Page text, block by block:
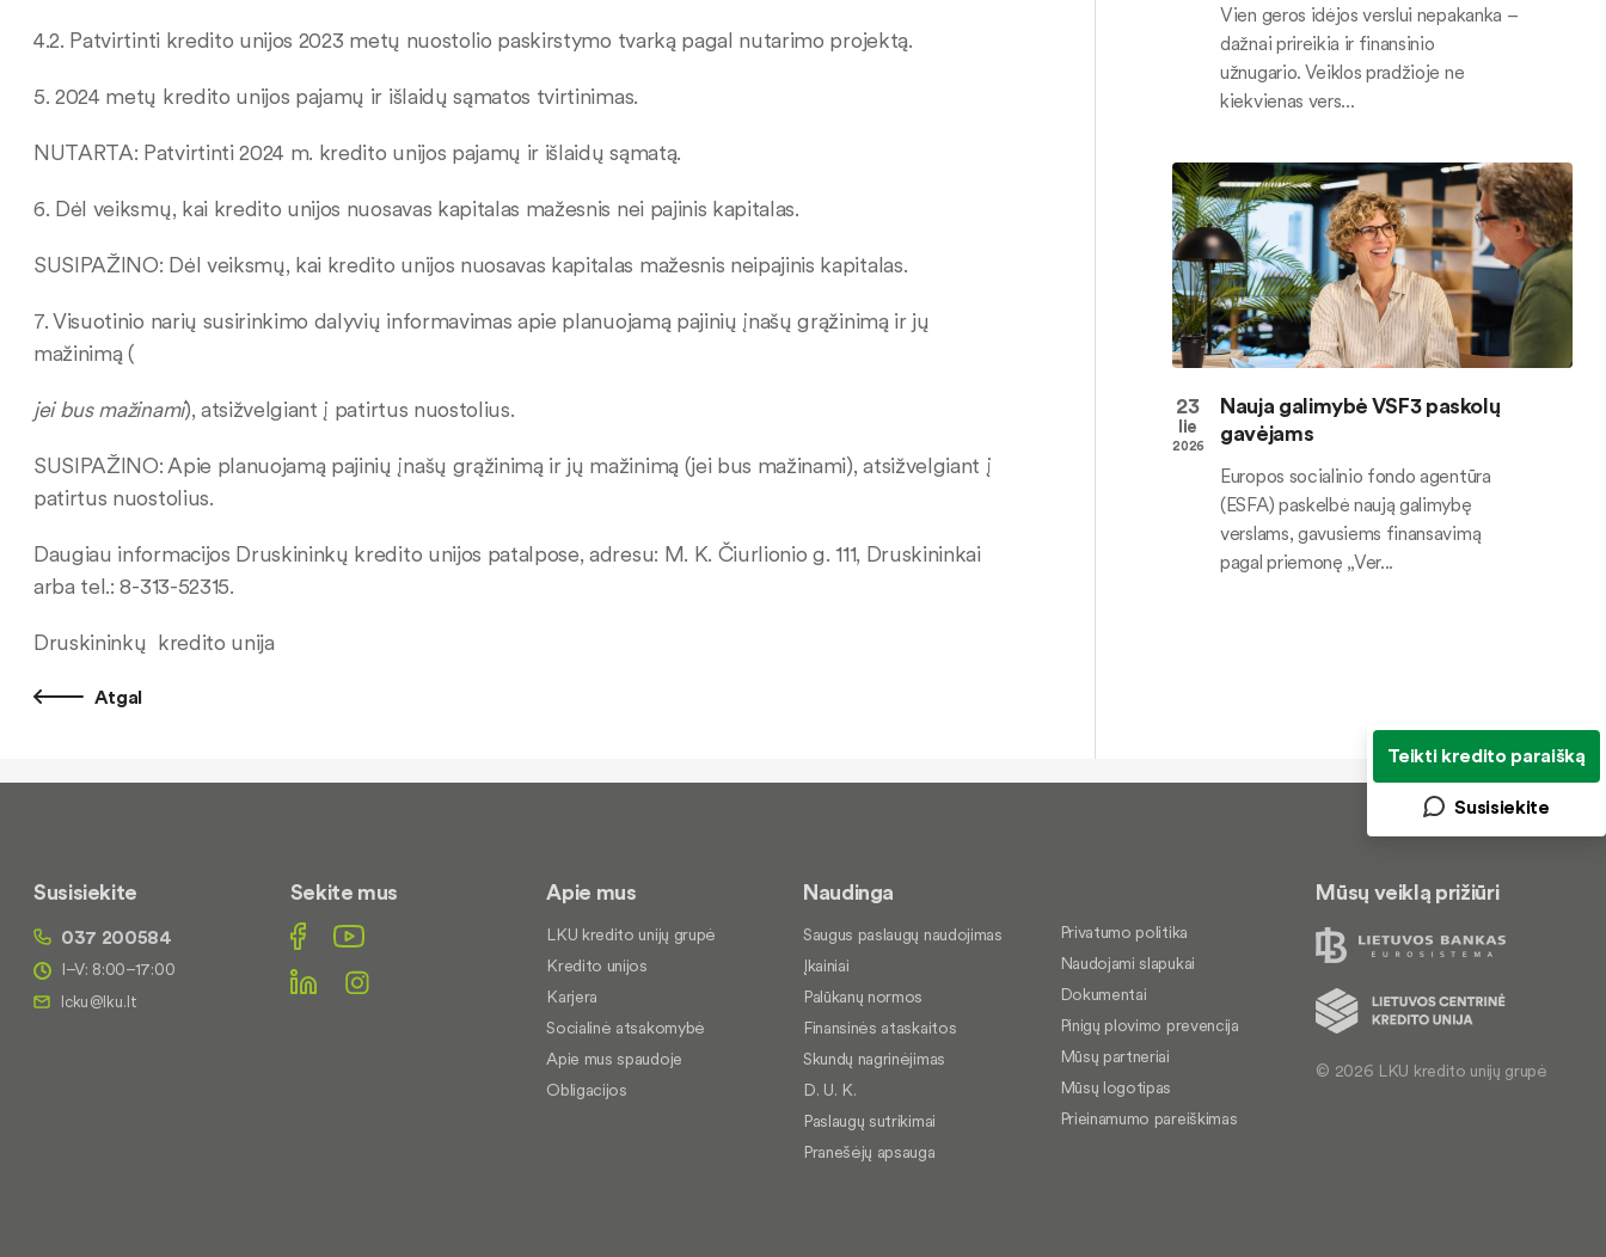
4.2. Patvirtinti kredito unijos 2023 metų nuostolio paskirstymo tvarką pagal nutarimo projektą.
5. 2024 metų kredito unijos pajamų ir išlaidų sąmatos tvirtinimas.
NUTARTA: Patvirtinti 2024 m. kredito unijos pajamų ir išlaidų sąmatą.
6. Dėl veiksmų, kai kredito unijos nuosavas kapitalas mažesnis nei pajinis kapitalas.
SUSIPAŽINO: Dėl veiksmų, kai kredito unijos nuosavas kapitalas mažesnis neipajinis kapitalas.
7. Visuotinio narių susirinkimo dalyvių informavimas apie planuojamą pajinių įnašų grąžinimą ir jų
mažinimą (
jei bus mažinami), atsižvelgiant į patirtus nuostolius.
SUSIPAŽINO: Apie planuojamą pajinių įnašų grąžinimą ir jų mažinimą (jei bus mažinami), atsižvelgiant į
patirtus nuostolius.
Daugiau informacijos Druskininkų kredito unijos patalpose, adresu: M. K. Čiurlionio g. 111, Druskininkai
arba tel.: 8-313-52315.
Druskininkų kredito unija
Atgal
Vien geros idėjos verslui nepakanka –
dažnai prireikia ir finansinio
užnugario. Veiklos pradžioje ne
kiekvienas vers...
23
lie
2026
Nauja galimybė VSF3 paskolų
gavėjams
Europos socialinio fondo agentūra
(ESFA) paskelbė naują galimybę
verslams, gavusiems finansavimą
pagal priemonę „Ver...
Susisiekite
037 200584
I–V: 8:00–17:00
Sekite mus Apie mus
LKU kredito unijų grupė
Kredito unijos
Karjera
Socialinė atsakomybė
Apie mus spaudoje
Obligacijos
Naudinga
Saugus paslaugų naudojimas
Įkainiai
Palūkanų normos
Finansinės ataskaitos
Skundų nagrinėjimas
D. U. K.
Paslaugų sutrikimai
Pranešėjų apsauga
Privatumo politika
Naudojami slapukai
Dokumentai
Pinigų plovimo prevencija
Mūsų partneriai
Mūsų logotipas
Prieinamumo pareiškimas
Mūsų veiklą prižiūri
© 2026 LKU kredito unijų grupė
Teikti kredito paraišką
Susisiekite